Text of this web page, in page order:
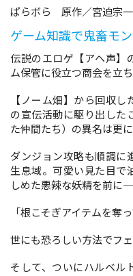
ぱらボら 原作／宮迫宗
ゲーム知識で鬼畜モ
伝説のエロゲ【アヘ声】
ム保管に役立つ商会を立
【ノーム畑】から回収
の宣伝活動に駆り出した
た仲間たち）の異名は更に
ダンジョン攻略も順調に
生息域。可愛い見た目で
しめた悪辣な妖精を前に――
「根こそぎアイテムを奪
世にも恐ろしい方法でフ
そして、ついにハルベル